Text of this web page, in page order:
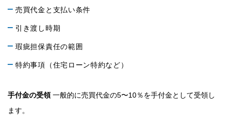
売買代金と支払い条件
引き渡し時期
瑕疵担保責任の範囲
特約事項（住宅ローン特約など）
手付金の受領一般的に売買代金の5〜10％を手付金として受領し
ます。